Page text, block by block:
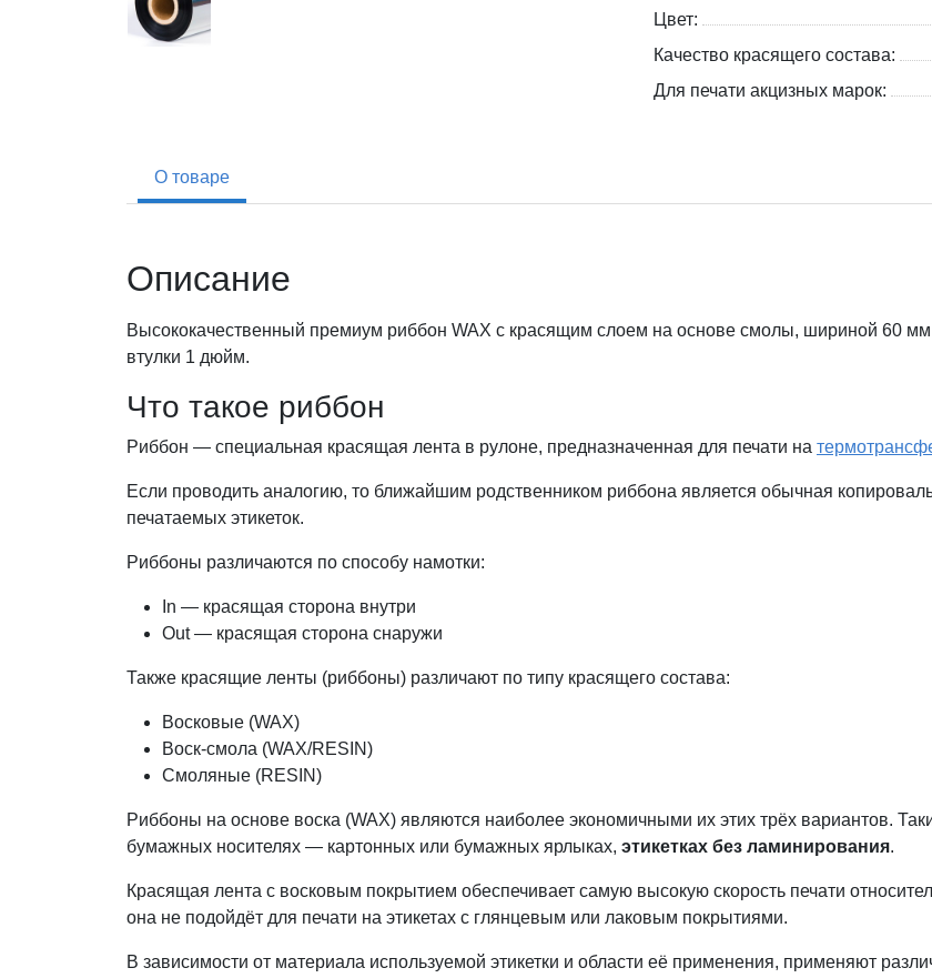
Цвет:
Качество красящего состава:
Для печати акцизных марок:
О товаре
Описание
Высококачественный премиум риббон WAX с красящим слоем на основе смолы, шириной 60
втулки 1 дюйм.
Что такое риббон
Риббон — специальная красящая лента в рулоне, предназначенная для печати на
Если проводить аналогию, то ближайшим родственником риббона является обычная
печатаемых этикеток.
Риббоны различаются по способу намотки:
In — красящая сторона внутри
Out — красящая сторона снаружи
Также красящие ленты (риббоны) различают по типу красящего состава:
Восковые (WAX)
Воск-смола (WAX/RESIN)
Смоляные (RESIN)
Риббоны на основе воска (WAX) являются наиболее экономичными их этих трёх вариантов.
бумажных носителях — картонных или бумажных ярлыках, этикетках без ламинирования.
Красящая лента с восковым покрытием обеспечивает самую высокую скорость печати
она не подойдёт для печати на этикетах с глянцевым или лаковым покрытиями.
В зависимости от материала используемой этикетки и области её применения, применяют